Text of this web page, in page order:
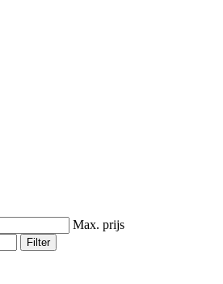
Max. prijs
Filter